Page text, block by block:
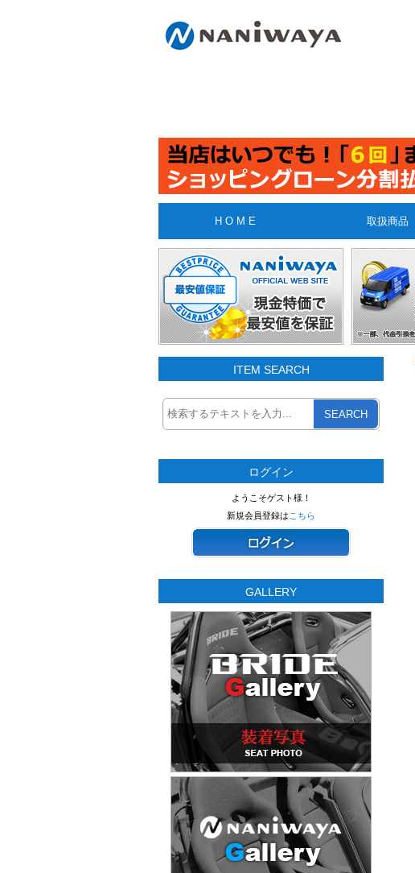
H O M E 取扱商品
ITEM SEARCH
SEARCH
ログイン
ようこそゲスト様！
新規会員登録は こちら
GALLERY